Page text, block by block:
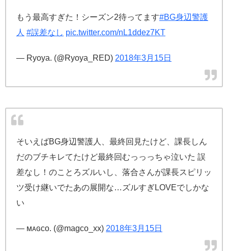
もう最高すぎた！シーズン2待ってます#BG身辺警護
人 #誤差なし pic.twitter.com/nL1ddez7KT
— Ryoya. (@Ryoya_RED) 2018年3月15日
そいえばBG身辺警護人、最終回見たけど、課長しん
だのブチキレてたけど最終回むっっっちゃ泣いた 誤
差なし！のことろズルいし、落合さんが課長スピリッ
ツ受け継いでたあの展開な…ズルすぎLOVEでしかな
い
— ᴍᴀɢᴄᴏ. (@magco_xx) 2018年3月15日